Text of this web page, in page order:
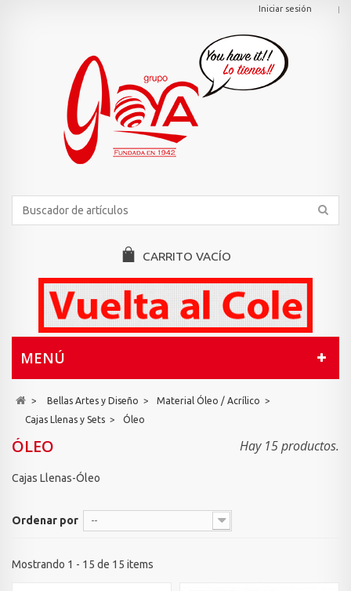
Iniciar sesión
CARRITO VACÍO
MENÚ
> Bellas Artes y Diseño > Material Óleo / Acrílico >
Cajas Llenas y Sets > Óleo
ÓLEO Hay 15 productos.
Cajas Llenas-Óleo
Ordenar por --
Mostrando 1 - 15 de 15 items